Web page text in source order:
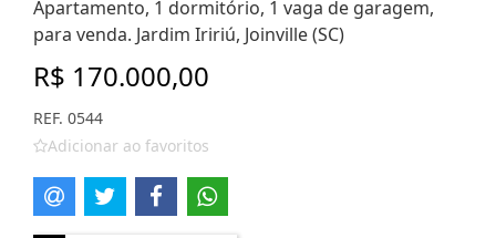
Apartamento, 1 dormitório, 1 vaga de garagem,
para venda. Jardim Iririú, Joinville (SC)
R$ 170.000,00
REF. 0544
Adicionar ao favoritos